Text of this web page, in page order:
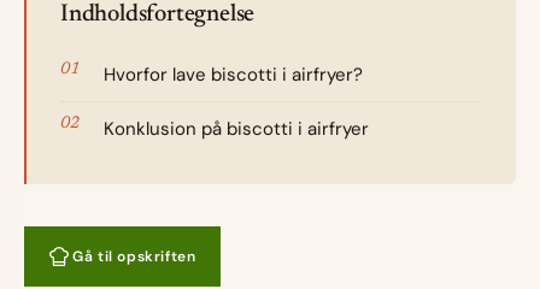
Indholdsfortegnelse
Hvorfor lave biscotti i airfryer?
Konklusion på biscotti i airfryer
Gå til opskriften